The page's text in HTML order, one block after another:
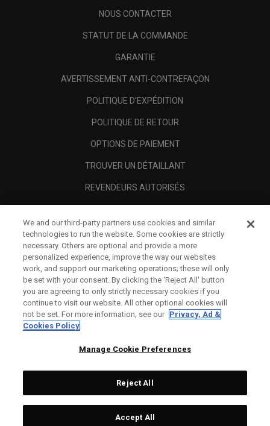
NOUS CONTACTER
STATUT DE LA COMMANDE
GARANTIE
AVERTISSEMENT ANTI-CONTREFAÇON
POLITIQUE D'EXPÉDITION
POLITIQUE DE RETOUR
OPTIONS DE PAIEMENT
TROUVER UN DÉTAILLANT
REVENDEURS AUTORISÉS
A PROPOS
MENTIONS LÉGALES
Topgolf Callaway Brands.
All rights reserved.
We and our third-party partners use cookies and similar
technologies to run the website. Some cookies are strictly
necessary. Others are optional and provide a more
personalized experience, improve the way our websites
work, and support our marketing operations; these will only
be set with your consent. By clicking the ‘Reject All' button
you are agreeing to only strictly necessary cookies if you
continue to visit our website. All other optional cookies will
not be set. For more information, see our Privacy, Ad &
Cookies Policy
Manage Cookie Preferences
Reject All
Accept All